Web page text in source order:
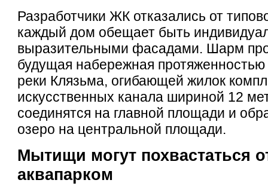
Разработчики ЖК отказались от
каждый дом обещает быть
выразительными фасадами. Шарм
будущая набережная
реки Клязьма, огибающей жилок
искусственных канала шириной 12
соединятся на главной площади и
озеро на центральной площади.
Мытищи могут похвастаться
аквапарком